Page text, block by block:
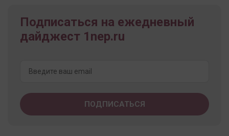
Подписаться на ежедневный
дайджест 1nep.ru